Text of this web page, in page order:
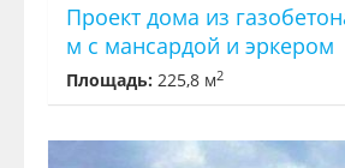
Проект дома из
м с мансардой и эркером
Площадь: 225,8 м2